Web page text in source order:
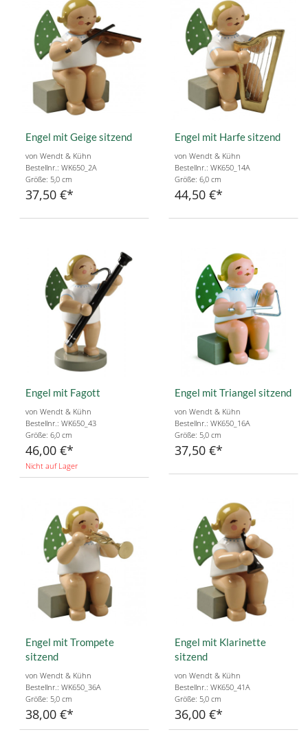
Engel mit Geige sitzend
von Wendt & Kühn
Bestellnr.: WK650_2A
Größe: 5,0 cm
37,50 €
Engel mit Harfe sitzend
von Wendt & Kühn
Bestellnr.: WK650_14A
Größe: 6,0 cm
44,50 €
Engel mit Fagott
von Wendt & Kühn
Bestellnr.: WK650_43
Größe: 6,0 cm
46,00 €
Nicht auf Lager
Engel mit Triangel sitzend
von Wendt & Kühn
Bestellnr.: WK650_16A
Größe: 5,0 cm
37,50 €
Engel mit Trompete
sitzend
von Wendt & Kühn
Bestellnr.: WK650_36A
Größe: 5,0 cm
38,00 €
Engel mit Klarinette
sitzend
von Wendt & Kühn
Bestellnr.: WK650_41A
Größe: 5,0 cm
36,00 €